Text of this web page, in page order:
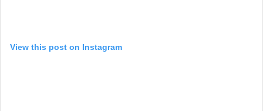
View this post on Instagram